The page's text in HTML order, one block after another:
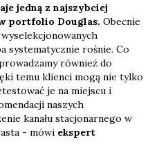
jedną z najszybciej
portfolio Douglas. Obecnie
systematycznie rośnie. Co
również do
temu klienci mogą nie tylko
je na miejscu i
naszych
kanału stacjonarnego w
- mówi ekspert